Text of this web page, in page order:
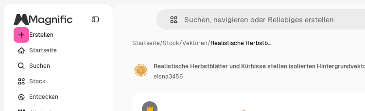
Erstellen
Startseite
Suchen
Stock
Entdecken
Startseite/Stock/Vektoren/Realistische Herbstb…
elena3456